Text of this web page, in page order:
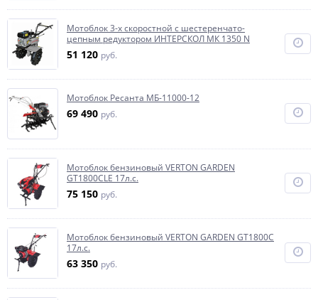
Мотоблок 3-х скоростной с шестеренчато-
цепным редуктором ИНТЕРСКОЛ МК 1350 N
51 120 руб.
Мотоблок Ресанта МБ-11000-12
69 490 руб.
Мотоблок бензиновый VERTON GARDEN
GT1800CLE 17л.с.
75 150 руб.
Мотоблок бензиновый VERTON GARDEN GT1800C
17л.с.
63 350 руб.